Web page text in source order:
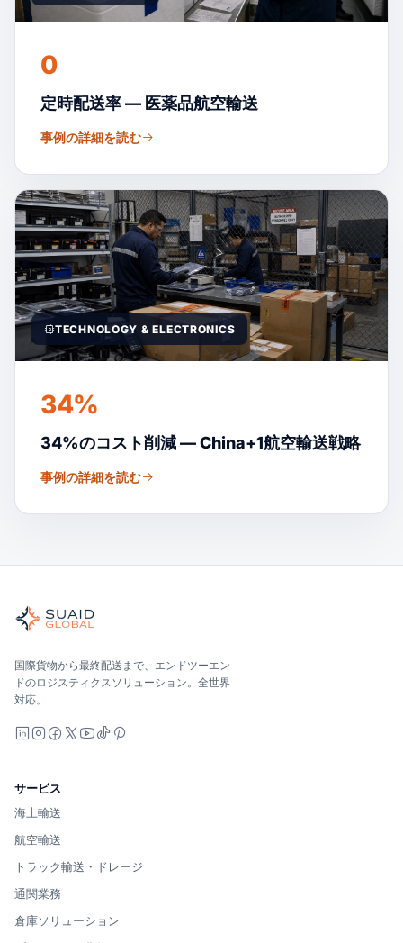
0
定時配送率 — 医薬品航空輸送
事例の詳細を読む
TECHNOLOGY & ELECTRONICS
34%
34%のコスト削減 — China+1航空輸送戦略
事例の詳細を読む
世界の海、空、陸、税関、倉庫を担当する独立した貨物オー
海洋、空、地上 — キャリア中立で比較し、オールインで見
Suaid Global はキャリア容量を販売しません。各レーンは海
国際貨物から最終配送まで、エンドツーエン
ドのロジスティクスソリューション。全世界
対応。
LinkedIn
Instagram
Facebook
X YouTube
TikTok
サービス
海上輸送
航空輸送
トラック輸送・ドレージ
通関業務
倉庫ソリューション